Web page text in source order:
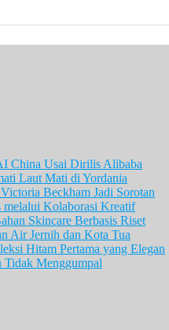
China Usai Dirilis Alibaba
Laut Mati di Yordania
Beckham Jadi Sorotan
melalui Kolaborasi Kreatif
Skincare Berbasis Riset
Air Jernih dan Kota Tua
Hitam Pertama yang Elegan
Tidak Menggumpal